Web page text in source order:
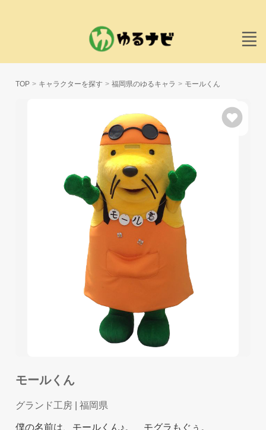
TOP キャラクターを探す 福岡県のゆるキャラ モールくん
モールくん
グランド工房 | 福岡県
僕の名前は、モールくん♪。 モグラもぐぅ。